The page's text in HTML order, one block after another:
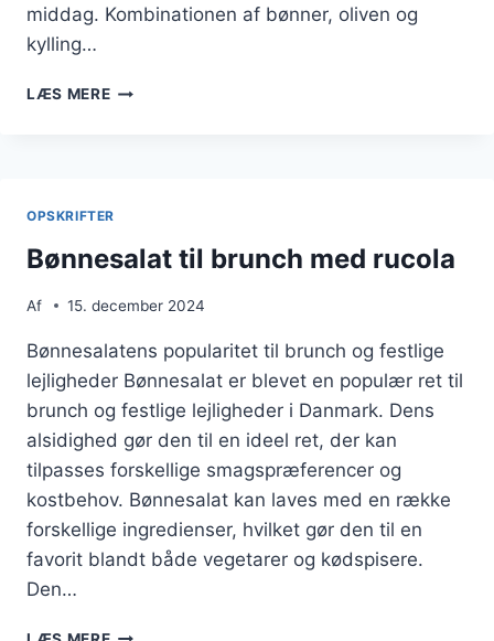
middag. Kombinationen af bønner, oliven og
kylling…
LÆS MEREBØNNESALAT
OPSKRIFTER
Bønnesalat til brunch med rucola
Af 15. december 2024
Bønnesalatens popularitet til brunch og festlige
lejligheder Bønnesalat er blevet en populær ret til
brunch og festlige lejligheder i Danmark. Dens
alsidighed gør den til en ideel ret, der kan
tilpasses forskellige smagspræferencer og
kostbehov. Bønnesalat kan laves med en række
forskellige ingredienser, hvilket gør den til en
favorit blandt både vegetarer og kødspisere.
Den…
BØNNESALAT